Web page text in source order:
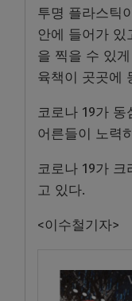
투명 플라스틱
안에 들어가 있
을 찍을 수 있
육책이 곳곳에
코로나 19가
어른들이 노력
코로나 19가
고 있다.
<이수철기자>